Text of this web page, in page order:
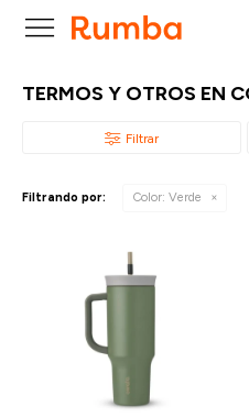

TERMOS Y OTROS EN
Filtrando por: Color: Verde